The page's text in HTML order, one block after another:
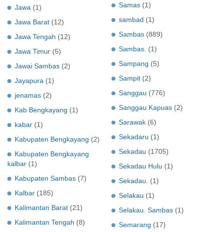
Jawa (1)
Jawa Barat (12)
Jawa Tengah (12)
Jawa Timur (5)
Jawai Sambas (2)
Jayapura (1)
jenamas (2)
Kab Bengkayang (1)
kabar (1)
Kabupaten Bengkayang (2)
Kabupaten Bengkayang
kalbar (1)
Kabupaten Sambas (7)
Kalbar (185)
Kalimantan Barat (21)
Kalimantan Tengah (8)
Samas (1)
sambad (1)
Sambas (889)
Sambas. (1)
Sampang (5)
Sampit (2)
Sanggau (776)
Sanggau Kapuas (2)
Sarawak (6)
Sekadaru (1)
Sekadau (1705)
Sekadau Hulu (1)
Sekadau.
(1)
Selakau (1)
Selakau. Sambas (1)
Semarang (17)